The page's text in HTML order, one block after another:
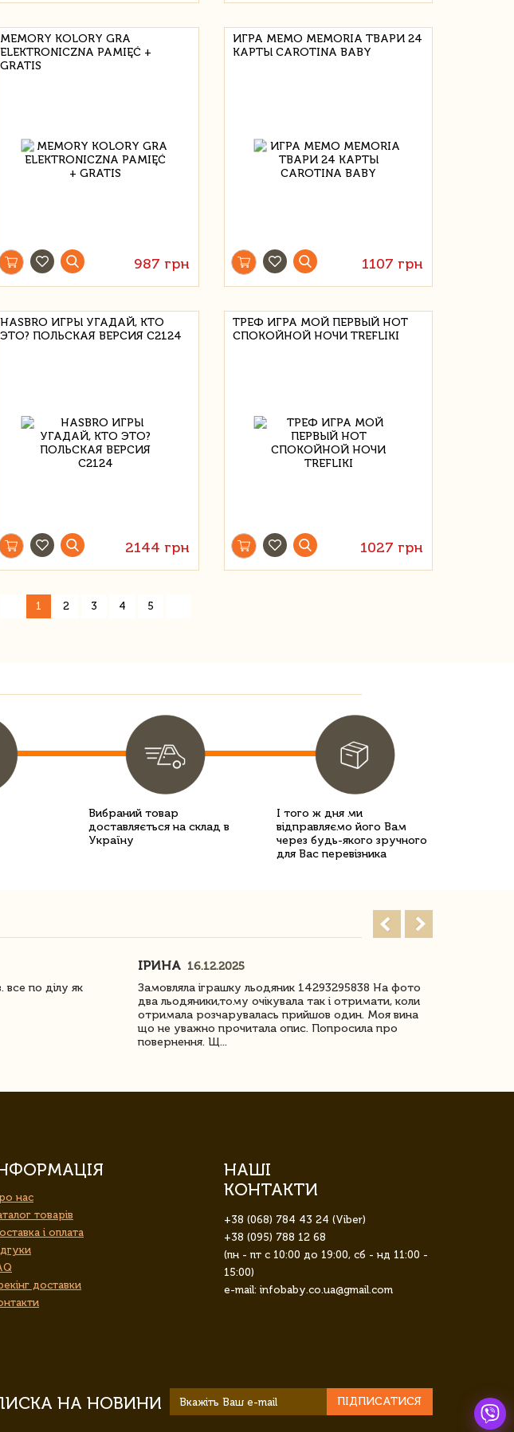
MEMORY KOLORY GRA
ELEKTRONICZNA PAMIĘĆ +
GRATIS
987 грн
ИГРА MEMO MEMORIA ТВАРИ 24
КАРТЫ CAROTINA BABY
1107 грн
HASBRO ИГРЫ УГАДАЙ, КТО
ЭТО? ПОЛЬСКАЯ ВЕРСИЯ C2124
2144 грн
ТРЕФ ИГРА МОЙ ПЕРВЫЙ НОТ
СПОКОЙНОЙ НОЧИ TREFLIKI
1027 грн
1 2 3 4 5
Вибраний товар
доставляється на склад в
Україну
І того ж дня ми
відправляємо його Вам
через будь-якого зручного
для Вас перевізника
по ділу як
ІРИНА 16.12.2025
Замовляла іграшку льодяник 14293295838 На фото
два льодяники,тому очікувала так і отримати, коли
отримала розчарувалась прийшов один. Моя вина
що не уважно прочитала опис. Попросила про
повернення. Щ...
нас
товарів
і оплата
доставки
НАШІ
КОНТАКТИ
+38 (068) 784 43 24 (Viber)
+38 (095) 788 12 68
(пн - пт с 10:00 до 19:00, сб - нд 11:00 -
15:00)
e-mail: infobaby.co.ua@gmail.com
НА НОВИНИ ПІДПИСАТИСЯ